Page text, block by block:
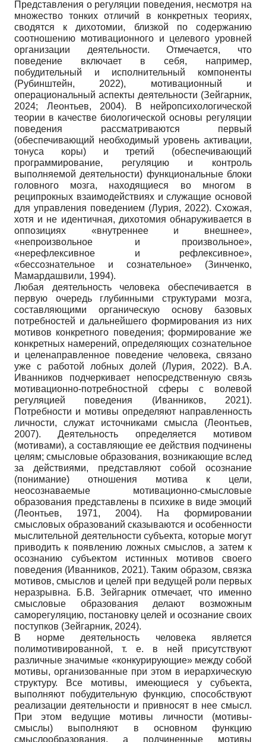
Представления о регуляции поведения, несмотря на
множество тонких отличий в конкретных теориях,
сводятся к дихотомии, близкой по содержанию
соотношению мотивационного и целевого уровней
организации деятельности. Отмечается, что
поведение включает в себя, например,
побудительный и исполнительный компоненты
(Рубинштейн, 2022), мотивационный и
операциональный аспекты деятельности (Зейгарник,
2024; Леонтьев, 2004). В нейропсихологической
теории в качестве биологической основы регуляции
поведения рассматриваются первый
(обеспечивающий необходимый уровень активации,
тонуса коры) и третий (обеспечивающий
программирование, регуляцию и контроль
выполняемой деятельности) функциональные блоки
головного мозга, находящиеся во многом в
реципрокных взаимодействиях и служащие основой
для управления поведением (Лурия, 2022). Схожая,
хотя и не идентичная, дихотомия обнаруживается в
оппозициях «внутреннее и внешнее»,
«непроизвольное и произвольное»,
«нерефлексивное и рефлексивное»,
«бессознательное и сознательное» (Зинченко,
Мамардашвили, 1994).
Любая деятельность человека обеспечивается в
первую очередь глубинными структурами мозга,
составляющими органическую основу базовых
потребностей и дальнейшего формирования из них
мотивов конкретного поведения; формирование же
конкретных намерений, определяющих сознательное
и целенаправленное поведение человека, связано
уже с работой лобных долей (Лурия, 2022). В.А.
Иванников подчеркивает непосредственную связь
мотивационно-потребностной сферы с волевой
регуляцией поведения (Иванников, 2021).
Потребности и мотивы определяют направленность
личности, служат источниками смысла (Леонтьев,
2007). Деятельность определяется мотивом
(мотивами), а составляющие ее действия подчинены
целям; смысловые образования, возникающие вслед
за действиями, представляют собой осознание
(понимание) отношения мотива к цели,
неосознаваемые мотивационно-смысловые
образования представлены в психике в виде эмоций
(Леонтьев, 1971, 2004). На формировании
смысловых образований сказываются и особенности
мыслительной деятельности субъекта, которые могут
приводить к появлению ложных смыслов, а затем к
осознанию субъектом истинных мотивов своего
поведения (Иванников, 2021). Таким образом, связка
мотивов, смыслов и целей при ведущей роли первых
неразрывна. Б.В. Зейгарник отмечает, что именно
смысловые образования делают возможным
саморегуляцию, постановку целей и осознание своих
поступков (Зейгарник, 2024).
В норме деятельность человека является
полимотивированной, т. е. в ней присутствуют
различные значимые «конкурирующие» между собой
мотивы, организованные при этом в иерархическую
структуру. Все мотивы, имеющиеся у субъекта,
выполняют побудительную функцию, способствуют
реализации деятельности и привносят в нее смысл.
При этом ведущие мотивы личности (мотивы-
смыслы) выполняют в основном функцию
смыслообразования, а подчиненные мотивы